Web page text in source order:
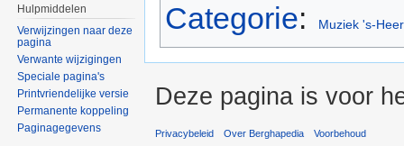
Categorie: Muziek 's-
Hulpmiddelen
Verwijzingen naar deze
pagina
Verwante wijzigingen
Speciale pagina's
Printvriendelijke versie
Permanente koppeling
Paginagegevens
Deze pagina is voor
Privacybeleid Over Berghapedia Voorbehoud